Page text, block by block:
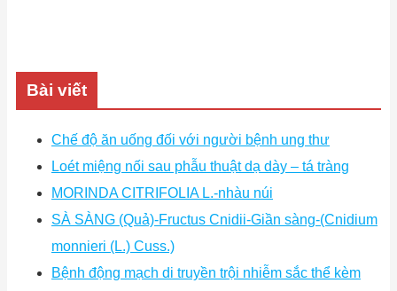
Bài viết
Chế độ ăn uống đối với người bệnh ung thư
Loét miệng nối sau phẫu thuật dạ dày – tá tràng
MORINDA CITRIFOLIA L.-nhàu núi
SÀ SÀNG (Quả)-Fructus Cnidii-Giần sàng-(Cnidium
monnieri (L.) Cuss.)
Bệnh động mạch di truyền trội nhiễm sắc thể kèm